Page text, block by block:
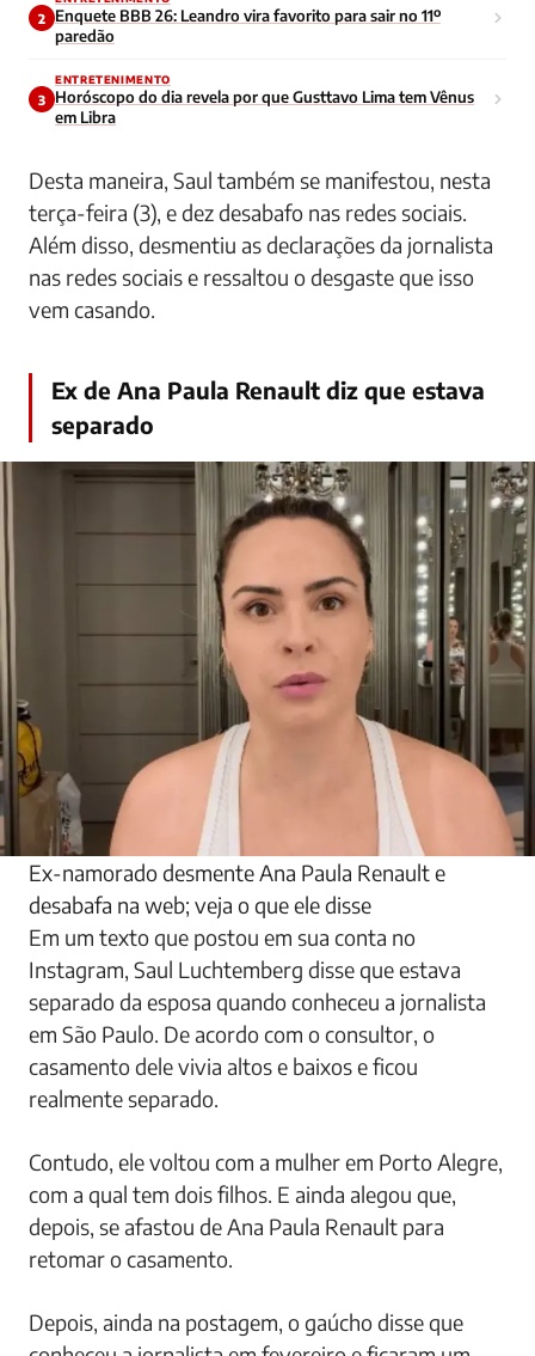
2
Enquete BBB 26: Leandro vira favorito para sair no 11º
paredão
3
ENTRETENIMENTO
Horóscopo do dia revela por que Gusttavo Lima tem Vênus
em Libra
Desta maneira, Saul também se manifestou, nesta
terça-feira (3), e dez desabafo nas redes sociais.
Além disso, desmentiu as declarações da jornalista
nas redes sociais e ressaltou o desgaste que isso
vem casando.
Ex de Ana Paula Renault diz que estava
separado
Ex-namorado desmente Ana Paula Renault e
desabafa na web; veja o que ele disse
Em um texto que postou em sua conta no
Instagram, Saul Luchtemberg disse que estava
separado da esposa quando conheceu a jornalista
em São Paulo. De acordo com o consultor, o
casamento dele vivia altos e baixos e ficou
realmente separado.
Contudo, ele voltou com a mulher em Porto Alegre,
com a qual tem dois filhos. E ainda alegou que,
depois, se afastou de Ana Paula Renault para
retomar o casamento.
Depois, ainda na postagem, o gaúcho disse que